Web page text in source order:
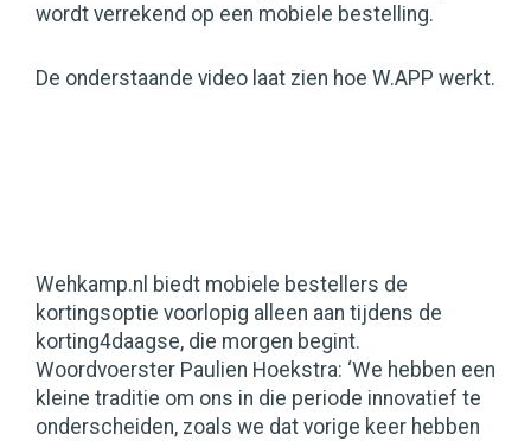
wordt verrekend op een mobiele bestelling.
De onderstaande video laat zien hoe W.APP werkt.
Wehkamp.nl biedt mobiele bestellers de
kortingsoptie voorlopig alleen aan tijdens de
korting4daagse, die morgen begint.
Woordvoerster Paulien Hoekstra: ‘We hebben een
kleine traditie om ons in die periode innovatief te
onderscheiden, zoals we dat vorige keer hebben